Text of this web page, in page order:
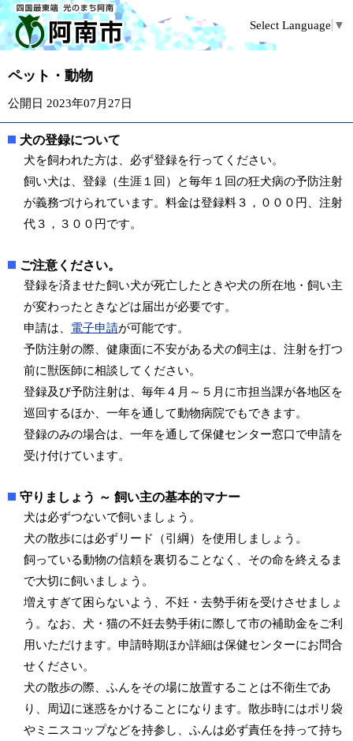
Select Language ▼
ペット・動物
公開日 2023年07月27日
犬の登録について
犬を飼われた方は、必ず登録を行ってください。
飼い犬は、登録（生涯１回）と毎年１回の狂犬病の予防注射
が義務づけられています。料金は登録料３，０００円、注射
代３，３００円です。
ご注意ください。
登録を済ませた飼い犬が死亡したときや犬の所在地・飼い主
が変わったときなどは届出が必要です。
申請は、 電子申請が可能です。
予防注射の際、健康面に不安がある犬の飼主は、注射を打つ
前に獣医師に相談してください。
登録及び予防注射は、毎年４月～５月に市担当課が各地区を
巡回するほか、一年を通して動物病院でもできます。
登録のみの場合は、一年を通して保健センター窓口で申請を
受け付けています。
守りましょう ～ 飼い主の基本的マナー
犬は必ずつないで飼いましょう。
犬の散歩には必ずリード（引綱）を使用しましょう。
飼っている動物の信頼を裏切ることなく、その命を終えるま
で大切に飼いましょう。
増えすぎて困らないよう、不妊・去勢手術を受けさせましょ
う。なお、犬・猫の不妊去勢手術に際して市の補助金をご利
用いただけます。申請時期ほか詳細は保健センターにお問合
せください。
犬の散歩の際、ふんをその場に放置することは不衛生であ
り、周辺に迷惑をかけることになります。散歩時にはポリ袋
やミニスコップなどを持参し、ふんは必ず責任を持って持ち